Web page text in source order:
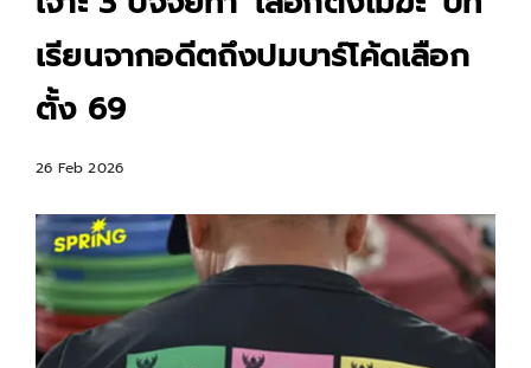
เรียนจากอดีตถึงปมบาร์โค้ดเลือก
ตั้ง 69
26 Feb 2026